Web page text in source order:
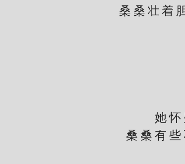
桑桑壮着胆
她怀疑
桑桑有些不